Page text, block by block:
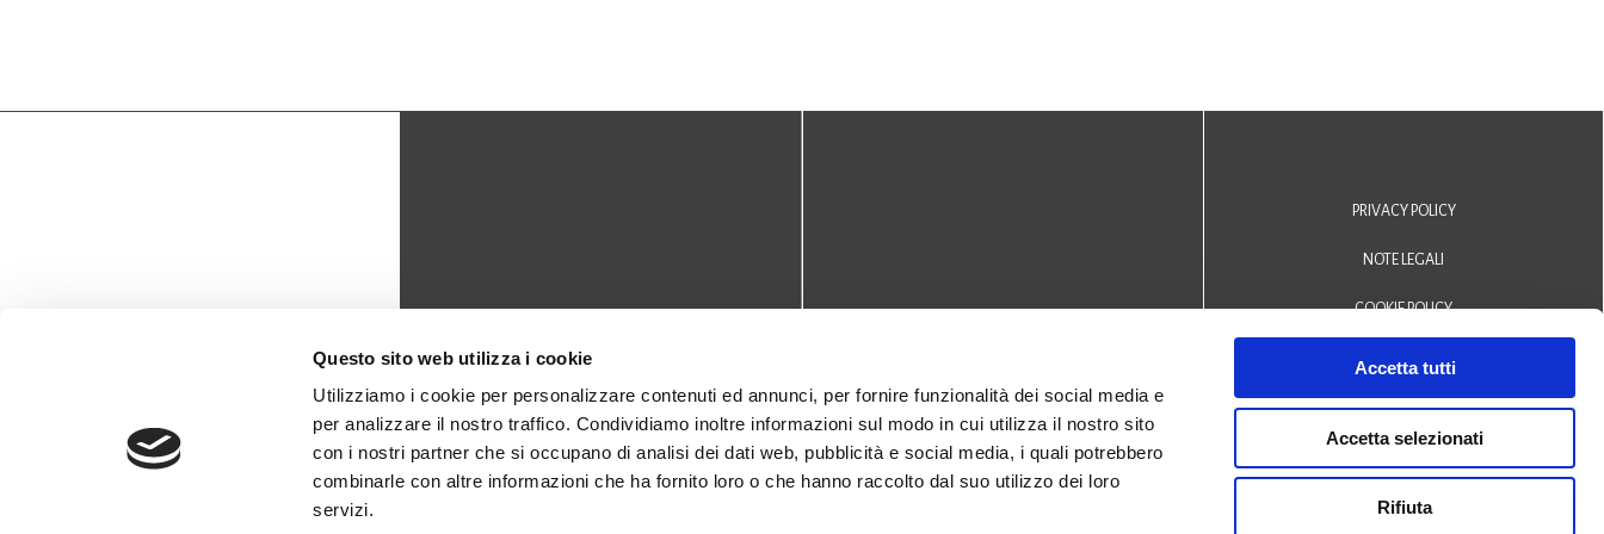
Questo sito web utilizza i cookie
Utilizziamo i cookie per personalizzare contenuti ed annunci, per fornire funzionalità dei social media e
per analizzare il nostro traffico. Condividiamo inoltre informazioni sul modo in cui utilizza il nostro sito
con i nostri partner che si occupano di analisi dei dati web, pubblicità e social media, i quali potrebbero
combinarle con altre informazioni che ha fornito loro o che hanno raccolto dal suo utilizzo dei loro
servizi.
Accetta tutti
Accetta selezionati
Rifiuta
biblioteca@comune.monselice.padova.it
0429 - 1905714
Via San Biagio,10
35043 Monselice (PD)
PRIVACY POLICY
NOTE LEGALI
COOKIE POLICY
DICHIARAZIONE DI ACCESSIBILITÀ
© 2024 Biblioteca Comunale
San Biagio Monselice -